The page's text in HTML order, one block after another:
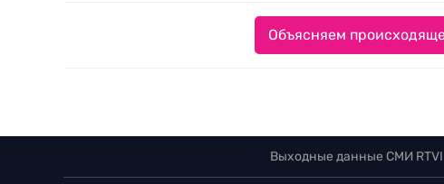
Объясняем
Выходные данные СМИ RTVI